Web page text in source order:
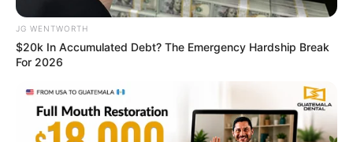
BRAINBERRIES
JG WENTWORTH
$20k In Accumulated Debt? The Emergency Hardship Break
For 2026